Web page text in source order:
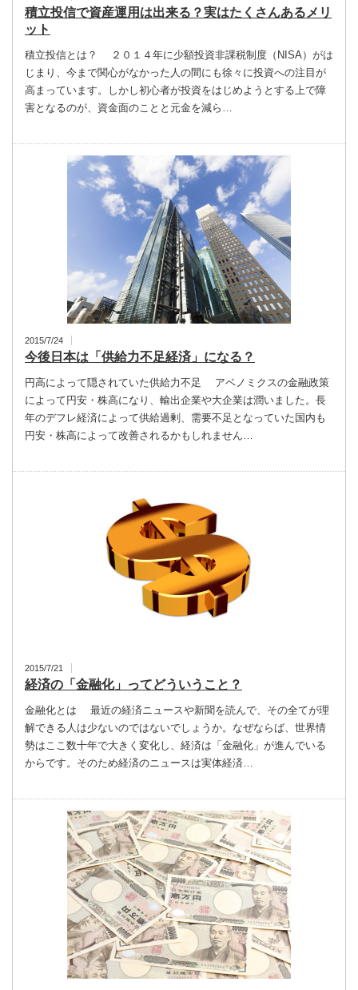
積立投信で資産運用は出来る？実はたくさんあるメリ
ット
積立投信とは？ ２０１４年に少額投資非課税制度（NISA）がは
じまり、今まで関心がなかった人の間にも徐々に投資への注目が
高まっています。しかし初心者が投資をはじめようとする上で障
害となるのが、資金面のことと元金を減ら…
2015/7/24
今後日本は「供給力不足経済」になる？
円高によって隠されていた供給力不足 アベノミクスの金融政策
によって円安・株高になり、輸出企業や大企業は潤いました。長
年のデフレ経済によって供給過剰、需要不足となっていた国内も
円安・株高によって改善されるかもしれません…
2015/7/21
経済の「金融化」ってどういうこと？
金融化とは 最近の経済ニュースや新聞を読んで、その全てが理
解できる人は少ないのではないでしょうか。なぜならば、世界情
勢はここ数十年で大きく変化し、経済は「金融化」が進んでいる
からです。そのため経済のニュースは実体経済…